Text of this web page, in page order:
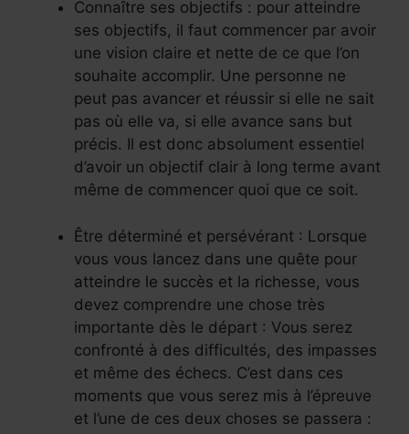
Connaître ses objectifs : pour atteindre
ses objectifs, il faut commencer par avoir
une vision claire et nette de ce que l’on
souhaite accomplir. Une personne ne
peut pas avancer et réussir si elle ne sait
pas où elle va, si elle avance sans but
précis. Il est donc absolument essentiel
d’avoir un objectif clair à long terme avant
même de commencer quoi que ce soit.
Être déterminé et persévérant : Lorsque
vous vous lancez dans une quête pour
atteindre le succès et la richesse, vous
devez comprendre une chose très
importante dès le départ : Vous serez
confronté à des difficultés, des impasses
et même des échecs. C’est dans ces
moments que vous serez mis à l’épreuve
et l’une de ces deux choses se passera :